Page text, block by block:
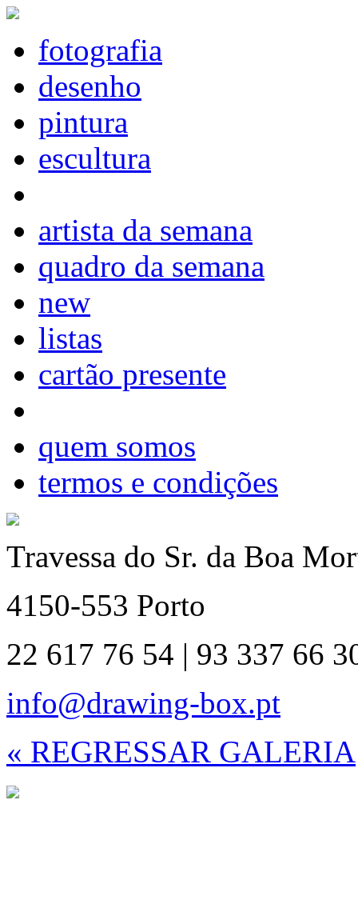
fotografia
desenho
pintura
escultura
artista da semana
quadro da semana
new
listas
cartão presente
quem somos
termos e condições
Travessa do Sr. da Boa
4150-553 Porto
22 617 76 54 | 93 337 66
info@drawing-box.pt
« REGRESSAR GALERIA